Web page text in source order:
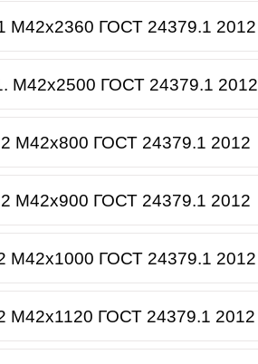
М42х2360 ГОСТ 24379.1 2012
М42х2500 ГОСТ 24379.1 2012
М42х800 ГОСТ 24379.1 2012
М42х900 ГОСТ 24379.1 2012
М42х1000 ГОСТ 24379.1 2012
М42х1120 ГОСТ 24379.1 2012